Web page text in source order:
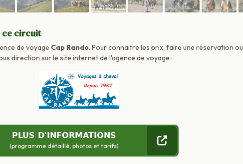
ce circuit
de voyage Cap Rando. Pour connaitre les prix, faire une réservation ou
direction sur le site internet de l'agence de voyage :
PLUS D'INFORMATIONS
(programme détaillé, photos et tarifs)